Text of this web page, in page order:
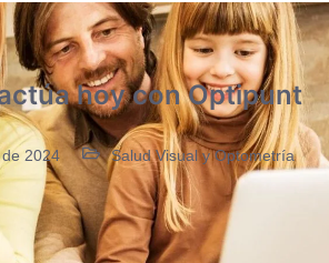
hoy con Optipunt
2024 Salud Visual y Optometría